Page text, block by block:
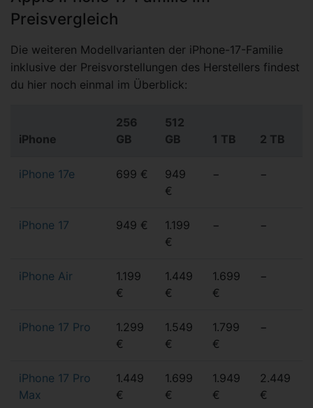
Preisvergleich
Die weiteren Modellvarianten der iPhone-17-Familie
inklusive der Preisvorstellungen des Herstellers findest
du hier noch einmal im Überblick:
iPhone
256
GB
512
GB
1 TB 2 TB
iPhone 17e 699 €
949
€
− −
iPhone 17 949 €
1.199
€
− −
iPhone Air
1.199
€
1.449
€
1.699
€
−
iPhone 17 Pro
1.299
€
1.549
€
1.799
€
−
iPhone 17 Pro
Max
1.449
€
1.699
€
1.949
€
2.449
€